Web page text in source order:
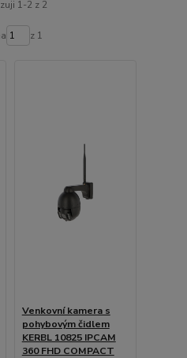
1-2 z 2
z 1
Venkovní kamera s
pohybovým čidlem
KERBL 10825 IPCAM
360 FHD COMPACT